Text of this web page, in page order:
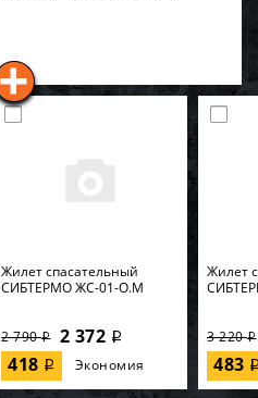
Жилет спасательный
СИБТЕРМО ЖС-01-О.M
2 790i 2 372 i
418 i Экономия
Жилет
3 220i
483